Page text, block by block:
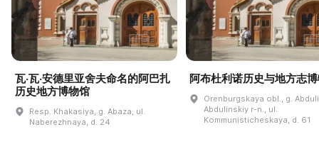
瓦·瓦·安德里亚舍夫命名的阿巴扎
历史地方博物馆
Resp. Khakasiya, g. Abaza, ul.
Naberezhnaya, d. 24
阿布杜利诺历史与地方志
Orenburgskaya obl., g.
Abdulinskiy r-n., ul.
Kommunisticheskaya, d. 61